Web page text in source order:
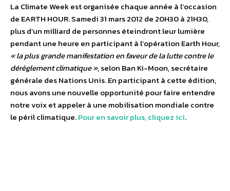
La Climate Week est organisée chaque année à l’occasion
de EARTH HOUR. Samedi 31 mars 2012 de 20H30 à 21H30,
plus d’un milliard de personnes éteindront leur lumière
pendant une heure en participant à l’opération Earth Hour,
« la plus grande manifestation en faveur de la lutte contre le
dérèglement climatique », selon Ban Ki-Moon, secrétaire
générale des Nations Unis. En participant à cette édition,
nous avons une nouvelle opportunité pour faire entendre
notre voix et appeler à une mobilisation mondiale contre
le péril climatique.Pour en savoir plus, cliquez ici.